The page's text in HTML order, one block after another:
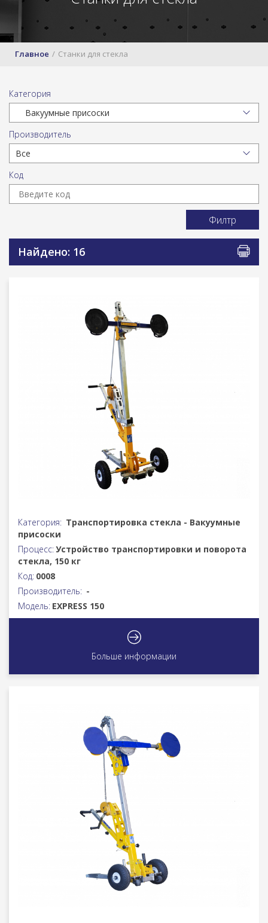
Главное Станки для стекла
Категория
Производитель
Код
Филтр
Найдено: 16
Категория: Транспортировка стекла - Вакуумные
присоски
Процесс:Устройство транспортировки и поворота
стекла, 150 кг
Код: 0008
Производитель: -
Модель: EXPRESS 150
Больше информации